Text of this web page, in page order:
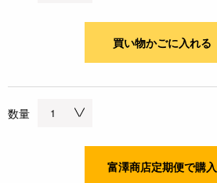
買い物かごに入れる
数量
富澤商店定期便で購入